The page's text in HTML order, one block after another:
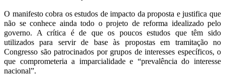
O manifesto cobra os estudos de impacto da proposta e justifica que
não se conhece ainda todo o projeto de reforma idealizado pelo
governo. A crítica é de que os poucos estudos que têm sido
utilizados para servir de base às propostas em tramitação no
Congresso são patrocinados por grupos de interesses específicos, o
que comprometeria a imparcialidade e “prevalência do interesse
nacional”.